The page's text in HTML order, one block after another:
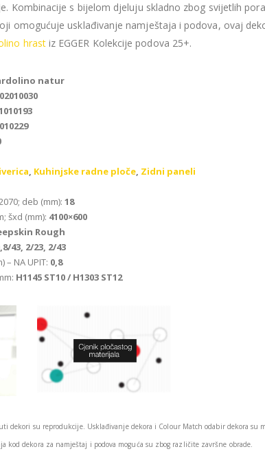
Kombinacije s bijelom djeluju skladno zbog svijetlih
omogućuje usklađivanje namještaja i podova, ovaj
hrastiz EGGER Kolekcije podova 25+.
natur
, Kuhinjske radne ploče, Zidni paneli
deb (mm): 18
šxd (mm): 4100×600
Rough
43, 2/23, 2/43
– NA UPIT: 0,8
H1145 ST10 / H1303 ST12
dekori su reprodukcije. Usklađivanje dekora i Colour Match odabir dekora su
kod dekora za namještaj i podova moguća su zbog različite završne obrade.